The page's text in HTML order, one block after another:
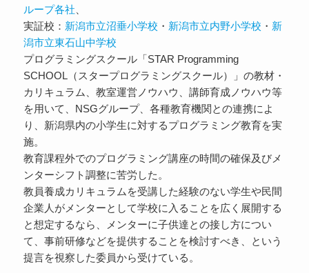
ループ各社
実証校： 新潟市立沼垂小学校 ・ 新潟市立内野小学校 ・ 新
潟市立東石山中学校
プログラミングスクール「STAR Programming
SCHOOL（スタープログラミングスクール）」の教材・
カリキュラム、教室運営ノウハウ、講師育成ノウハウ等
を用いて、NSGグループ、各種教育機関との連携によ
り、新潟県内の小学生に対するプログラミング教育を実
施。
教育課程外でのプログラミング講座の時間の確保及びメ
ンターシフト調整に苦労した。
教員養成カリキュラムを受講した経験のない学生や民間
企業人がメンターとして学校に入ることを広く展開する
と想定するなら、メンターに子供達との接し方につい
て、事前研修などを提供することを検討すべき、という
提言を視察した委員から受けている。